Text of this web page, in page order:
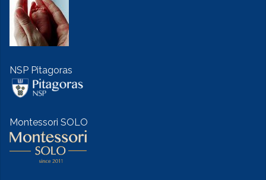
NSP Pitagoras
Montessori SOLO